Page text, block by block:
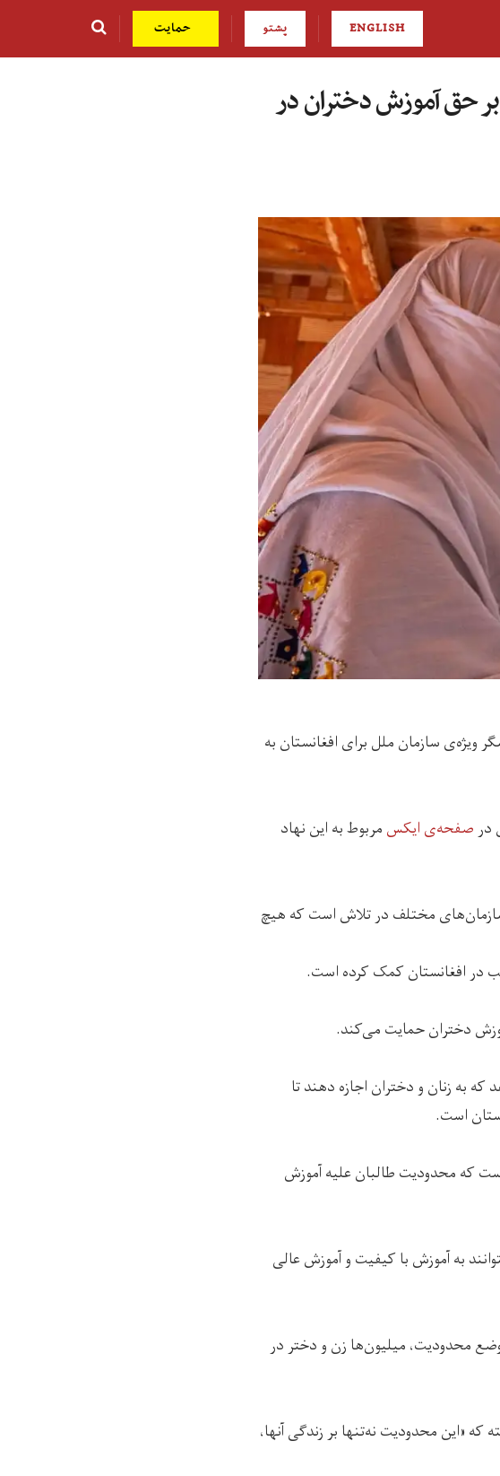
ENGLISH پشتو حمایت
بر حق آموزش دختران در
ویژه‌ی سازمان ملل برای افغانستان به
صفحه‌ی ایکسمربوط به این نهاد
سازمان‌های مختلف در تلاش است که هیچ
دختران حمایت می‌کند.
به زنان و دختران اجازه دهند تا
است.
که محدودیت طالبان علیه آموزش
به آموزش با کیفیت و آموزش عالی
وضع محدودیت، میلیون‌ها زن و دختر در
که «این محدودیت نه‌تنها بر زندگی آنها،